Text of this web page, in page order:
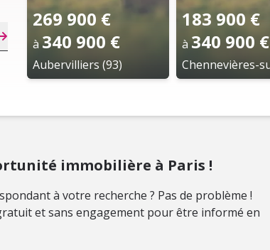
269 900 €
à 340 900 €
Aubervilliers (93)
183 900 €
à 340 900 €
immobilière à Paris !
à votre recherche ? Pas de problème !
et sans engagement pour être informé en